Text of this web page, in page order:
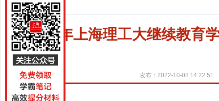
2022年上海理工大继续教育
发布：2022-10-08 14:22:51